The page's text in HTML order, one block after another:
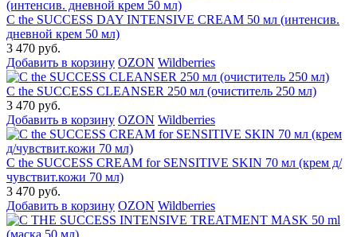
C the SUCCESS DAY INTENSIVE CREAM 50 мл (интенсив.
дневной крем 50 мл)
3 470 руб.
Добавить в корзину OZON Wildberries
C the SUCCESS CLEANSER 250 мл (очиститель 250 мл)
3 470 руб.
Добавить в корзину OZON Wildberries
C the SUCCESS CREAM for SENSITIVE SKIN 70 мл (крем д/
чувствит.кожи 70 мл)
3 470 руб.
Добавить в корзину OZON Wildberries